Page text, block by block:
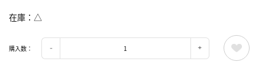
在庫 △
購入数：